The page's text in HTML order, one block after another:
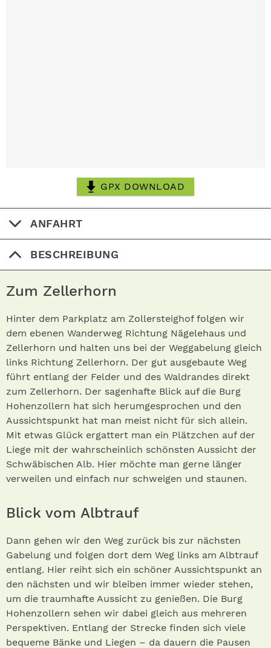
GPX DOWNLOAD
ANFAHRT
BESCHREIBUNG
Zum Zellerhorn
Hinter dem Parkplatz am Zollersteighof folgen wir
dem ebenen Wanderweg Richtung Nägelehaus und
Zellerhorn und halten uns bei der Weggabelung gleich
links Richtung Zellerhorn. Der gut ausgebaute Weg
führt entlang der Felder und des Waldrandes direkt
zum Zellerhorn. Der sagenhafte Blick auf die Burg
Hohenzollern hat sich herumgesprochen und den
Aussichtspunkt hat man meist nicht für sich allein.
Mit etwas Glück ergattert man ein Plätzchen auf der
Liege mit der wahrscheinlich schönsten Aussicht der
Schwäbischen Alb. Hier möchte man gerne länger
verweilen und einfach nur schweigen und staunen.
Blick vom Albtrauf
Dann gehen wir den Weg zurück bis zur nächsten
Gabelung und folgen dort dem Weg links am Albtrauf
entlang. Hier reiht sich ein schöner Aussichtspunkt an
den nächsten und wir bleiben immer wieder stehen,
um die traumhafte Aussicht zu genießen. Die Burg
Hohenzollern sehen wir dabei gleich aus mehreren
Perspektiven. Entlang der Strecke finden sich viele
bequeme Bänke und Liegen – da dauern die Pausen